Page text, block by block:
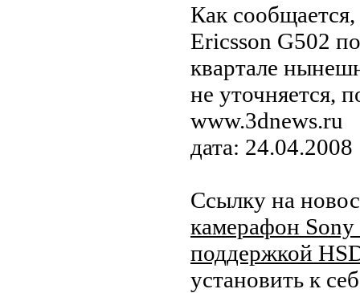
Как
Ericsson G502
квартале
не уточняется,
www.3dnews.ru
дата: 24.04.2008
Ссылку на
камерафон
поддержкой
установить к